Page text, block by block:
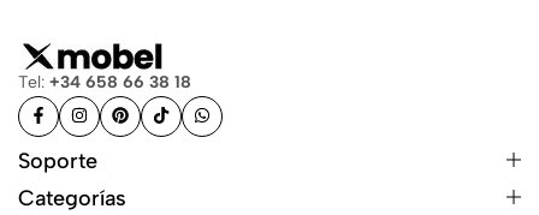
Tel: +34 658 66 38 18
Soporte
Categorías